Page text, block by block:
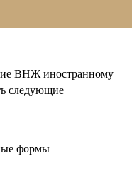
ВНЖ иностранному
следующие
формы